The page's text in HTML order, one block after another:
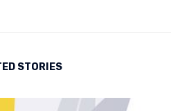
STORIES